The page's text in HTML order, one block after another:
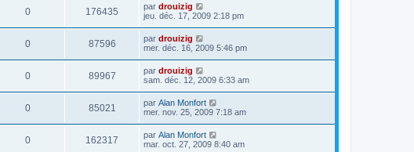
0 176435 par drouizig
jeu. déc. 17, 2009 2:18 pm
0 87596 par drouizig
mer. déc. 16, 2009 5:46 pm
0 89967 par drouizig
sam. déc. 12, 2009 6:33 am
0 85021 par Alan Monfort
mer. nov. 25, 2009 7:18 am
0 162317 par Alan Monfort
mar. oct. 27, 2009 8:40 am